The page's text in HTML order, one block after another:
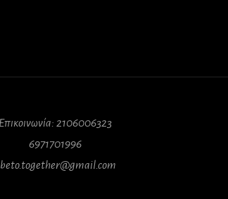
Επικοινωνία: 2106006323
6971701996